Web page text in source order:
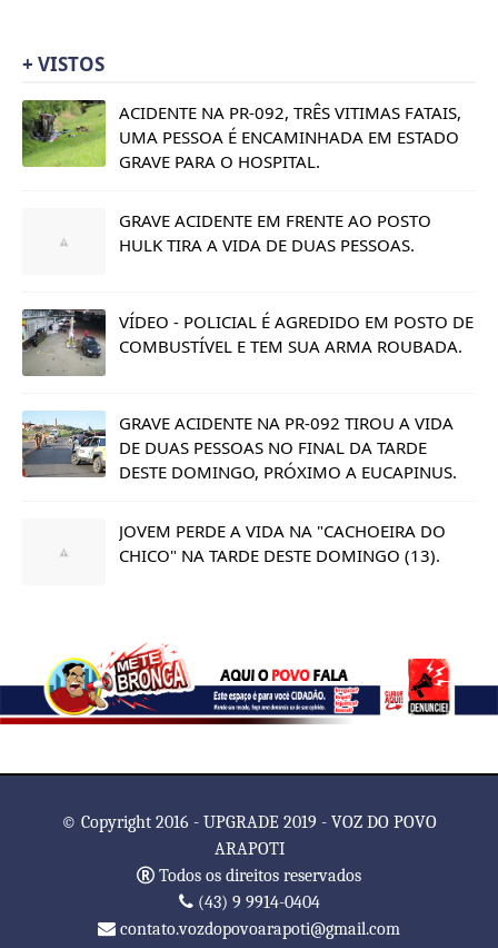
+ VISTOS
ACIDENTE NA PR-092, TRÊS VITIMAS FATAIS,
UMA PESSOA É ENCAMINHADA EM ESTADO
GRAVE PARA O HOSPITAL.
GRAVE ACIDENTE EM FRENTE AO POSTO
HULK TIRA A VIDA DE DUAS PESSOAS.
VÍDEO - POLICIAL É AGREDIDO EM POSTO DE
COMBUSTÍVEL E TEM SUA ARMA ROUBADA.
GRAVE ACIDENTE NA PR-092 TIROU A VIDA
DE DUAS PESSOAS NO FINAL DA TARDE
DESTE DOMINGO, PRÓXIMO A EUCAPINUS.
JOVEM PERDE A VIDA NA "CACHOEIRA DO
CHICO" NA TARDE DESTE DOMINGO (13).
© Copyright 2016 - UPGRADE 2019 - VOZ DO POVO
ARAPOTI
Todos os direitos reservados
(43) 9 9914-0404
contato.vozdopovoarapoti@gmail.com